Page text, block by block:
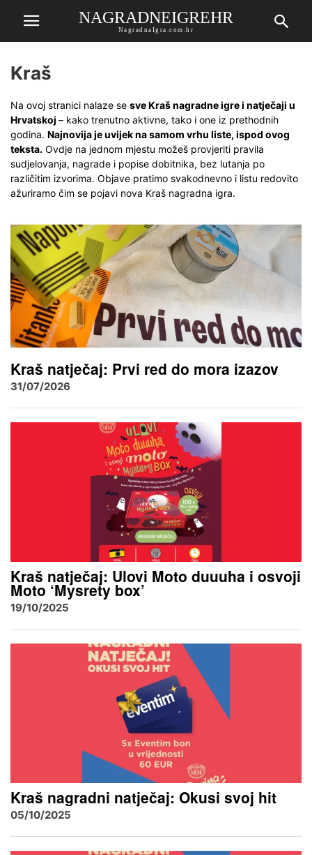
NAGRADNEIGREHR
NagradnaIgra.com.hr
Kraš
Na ovoj stranici nalaze se sve Kraš nagradne igre i natječaji u
Hrvatskoj – kako trenutno aktivne, tako i one iz prethodnih
godina. Najnovija je uvijek na samom vrhu liste, ispod ovog
teksta. Ovdje na jednom mjestu možeš provjeriti pravila
sudjelovanja, nagrade i popise dobitnika, bez lutanja po
različitim izvorima. Objave pratimo svakodnevno i listu redovito
ažuriramo čim se pojavi nova Kraš nagradna igra.
Kraš natječaj: Prvi red do mora izazov
31/07/2026
Kraš natječaj: Ulovi Moto duuuha i osvoji
Moto ‘Mysrety box’
19/10/2025
Kraš nagradni natječaj: Okusi svoj hit
05/10/2025